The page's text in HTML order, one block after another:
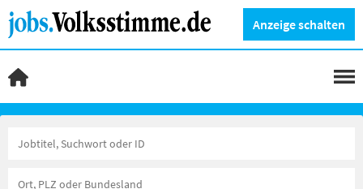
Anzeige schalten